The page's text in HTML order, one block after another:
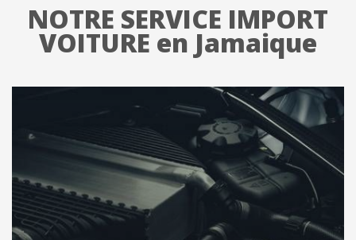
NOTRE SERVICE IMPORT
VOITURE en Jamaique